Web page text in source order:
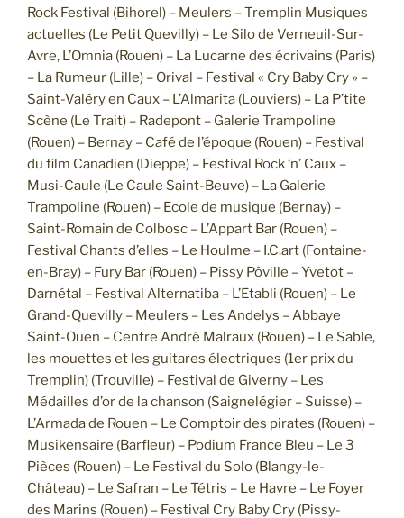
Rock Festival (Bihorel) – Meulers – Tremplin Musiques
actuelles (Le Petit Quevilly) – Le Silo de Verneuil-Sur-
Avre, L’Omnia (Rouen) – La Lucarne des écrivains (Paris)
– La Rumeur (Lille) – Orival – Festival « Cry Baby Cry » –
Saint-Valéry en Caux – L’Almarita (Louviers) – La P’tite
Scène (Le Trait) – Radepont – Galerie Trampoline
(Rouen) – Bernay – Café de l’époque (Rouen) – Festival
du film Canadien (Dieppe) – Festival Rock ‘n’ Caux –
Musi-Caule (Le Caule Saint-Beuve) – La Galerie
Trampoline (Rouen) – Ecole de musique (Bernay) –
Saint-Romain de Colbosc – L’Appart Bar (Rouen) –
Festival Chants d’elles – Le Houlme – I.C.art (Fontaine-
en-Bray) – Fury Bar (Rouen) – Pissy Pôville – Yvetot –
Darnétal – Festival Alternatiba – L’Etabli (Rouen) – Le
Grand-Quevilly – Meulers – Les Andelys – Abbaye
Saint-Ouen – Centre André Malraux (Rouen) – Le Sable,
les mouettes et les guitares électriques (1er prix du
Tremplin) (Trouville) – Festival de Giverny – Les
Médailles d’or de la chanson (Saignelégier – Suisse) –
L’Armada de Rouen – Le Comptoir des pirates (Rouen) –
Musikensaire (Barfleur) – Podium France Bleu – Le 3
Pièces (Rouen) – Le Festival du Solo (Blangy-le-
Château) – Le Safran – Le Tétris – Le Havre – Le Foyer
des Marins (Rouen) – Festival Cry Baby Cry (Pissy-